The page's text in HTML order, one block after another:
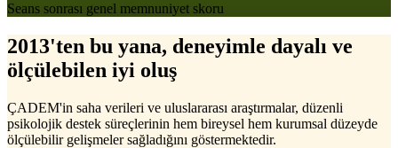
Seans sonrası genel memnuniyet skoru
2013'ten bu yana, deneyimle dayalı ve
ölçülebilen iyi oluş
ÇADEM'in saha verileri ve uluslararası araştırmalar, düzenli
psikolojik destek süreçlerinin hem bireysel hem kurumsal düzeyde
ölçülebilir gelişmeler sağladığını göstermektedir.